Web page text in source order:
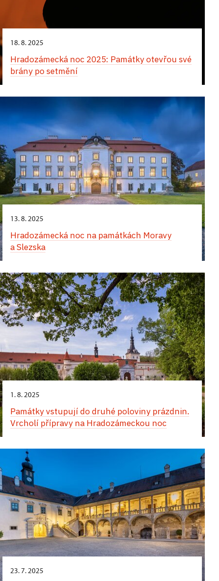
18. 8. 2025
Hradozámecká noc 2025: Památky otevřou své
brány po setmění
13. 8. 2025
Hradozámecká noc na památkách Moravy
a Slezska
1. 8. 2025
Památky vstupují do druhé poloviny prázdnin.
Vrcholí přípravy na Hradozámeckou noc
23. 7. 2025